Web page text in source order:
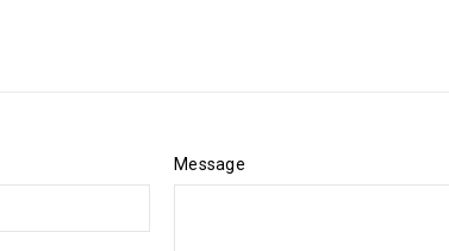
Message